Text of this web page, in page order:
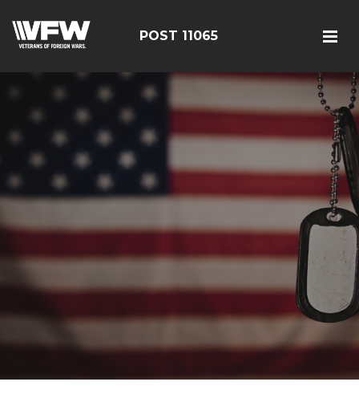
POST 11065